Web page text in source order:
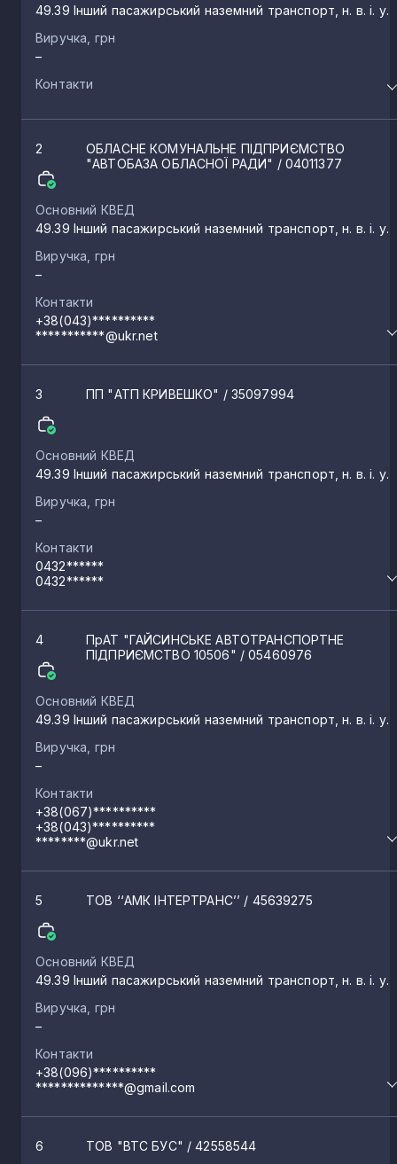
49.39 Інший пасажирський наземний транспорт, н. в. і. у.
Виручка, грн
–
Контакти
2
ОБЛАСНЕ КОМУНАЛЬНЕ ПІДПРИЄМСТВО
"АВТОБАЗА ОБЛАСНОЇ РАДИ" / 04011377
Основний КВЕД
49.39 Інший пасажирський наземний транспорт, н. в. і. у.
Виручка, грн
–
Контакти
+38(043)**********
***********@ukr.net
3 ПП "АТП КРИВЕШКО" / 35097994
Основний КВЕД
49.39 Інший пасажирський наземний транспорт, н. в. і. у.
Виручка, грн
–
Контакти
0432******
0432******
4
ПрАТ "ГАЙСИНСЬКЕ АВТОТРАНСПОРТНЕ
ПІДПРИЄМСТВО 10506" / 05460976
Основний КВЕД
49.39 Інший пасажирський наземний транспорт, н. в. і. у.
Виручка, грн
–
Контакти
+38(067)**********
+38(043)**********
********@ukr.net
5 ТОВ ‘‘АМК ІНТЕРТРАНС’’ / 45639275
Основний КВЕД
49.39 Інший пасажирський наземний транспорт, н. в. і. у.
Виручка, грн
–
Контакти
+38(096)**********
**************@gmail.com
6 ТОВ "ВТС БУС" / 42558544